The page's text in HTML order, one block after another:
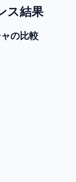
ス結果
の比較